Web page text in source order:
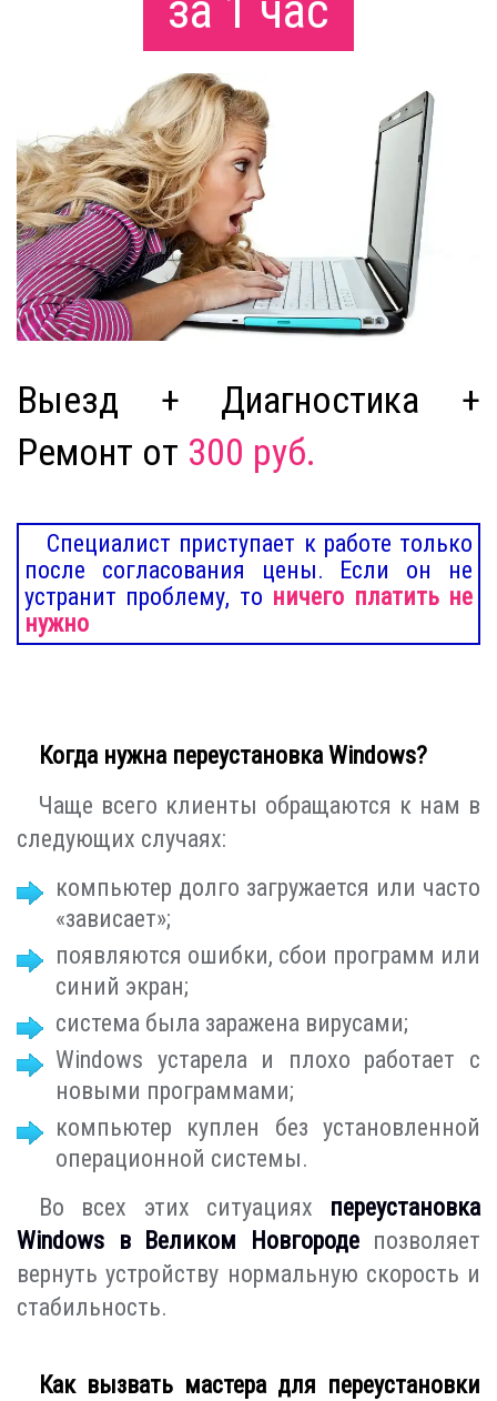
Выезд + Диагностика +
Ремонт от 300 руб.
Специалист приступает к работе только
после согласования цены. Если он не
устранит проблему, то ничего платить не
нужно
Когда нужна переустановка Windows?
Чаще всего клиенты обращаются к нам в
следующих случаях:
компьютер долго загружается или часто
«зависает»;
появляются ошибки, сбои программ или
синий экран;
система была заражена вирусами;
Windows устарела и плохо работает с
новыми программами;
компьютер куплен без установленной
операционной системы.
Во всех этих ситуациях переустановка
Windows в Великом Новгородепозволяет
вернуть устройству нормальную скорость и
стабильность.
Как вызвать мастера для переустановки